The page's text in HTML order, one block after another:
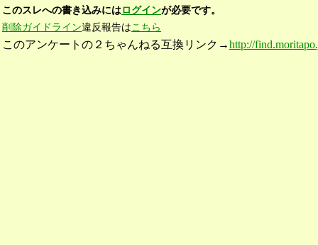
このスレへの書き込みにはログインが必要です。
削除ガイドライン違反報告はこちら
このアンケートの２ちゃんねる互換リンク→http://